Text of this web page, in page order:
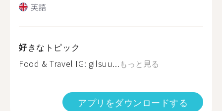
英語
好きなトピック
Food & Travel IG: gilsuu...もっと見る
アプリをダウンロードする